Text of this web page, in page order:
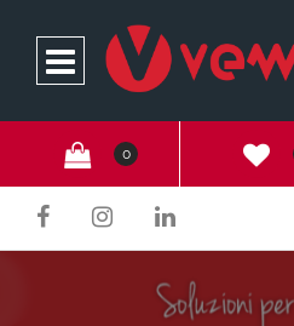
Open
0